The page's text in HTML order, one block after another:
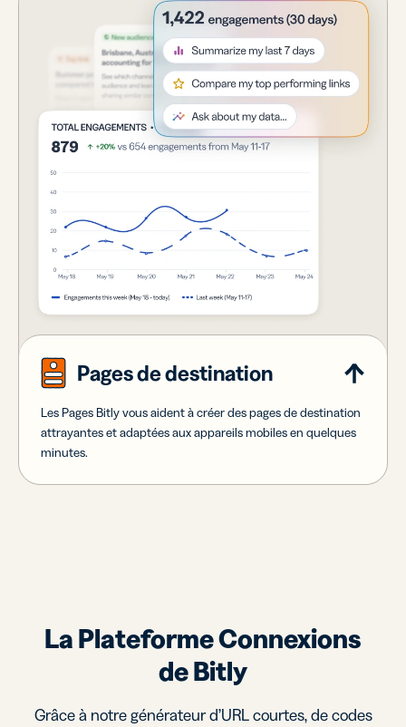
Pages de destination
Les Pages Bitly vous aident à créer des pages de destination
attrayantes et adaptées aux appareils mobiles en quelques
minutes.
La Plateforme Connexions
de Bitly
Grâce à notre générateur d’URL courtes, de codes